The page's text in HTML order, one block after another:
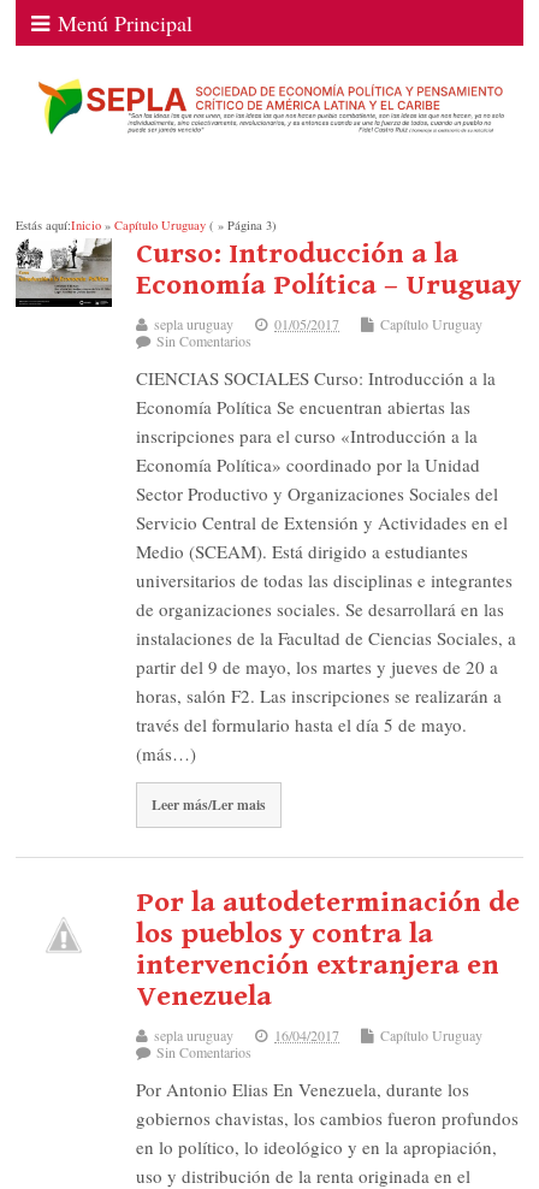
Menú Principal
Estás aquí:Inicio »Capítulo Uruguay ( » Página 3)
Curso: Introducción a la
Economía Política – Uruguay
sepla uruguay 01/05/2017
Capítulo Uruguay
Sin Comentarios
CIENCIAS SOCIALES Curso: Introducción a la
Economía Política Se encuentran abiertas las
inscripciones para el curso «Introducción a la
Economía Política» coordinado por la Unidad
Sector Productivo y Organizaciones Sociales del
Servicio Central de Extensión y Actividades en el
Medio (SCEAM). Está dirigido a estudiantes
universitarios de todas las disciplinas e integrantes
de organizaciones sociales. Se desarrollará en las
instalaciones de la Facultad de Ciencias Sociales, a
partir del 9 de mayo, los martes y jueves de 20 a
horas, salón F2. Las inscripciones se realizarán a
través del formulario hasta el día 5 de mayo.
(más…)
Leer más/Ler mais
Por la autodeterminación de
los pueblos y contra la
intervención extranjera en
Venezuela
sepla uruguay 16/04/2017
Capítulo Uruguay
Sin Comentarios
Por Antonio Elias En Venezuela, durante los
gobiernos chavistas, los cambios fueron profundos
en lo político, lo ideológico y en la apropiación,
uso y distribución de la renta originada en el